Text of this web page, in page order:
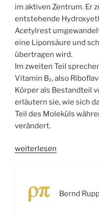
im aktiven Zentrum. Er
entstehende
Acetylrest
eine Liponsäure und
übertragen wird.
Im zweiten Teil
Vitamin B₂, also
Körper als Bestandteil
erläutern sie, wie sich
Teil des Moleküls
verändert.
„WSR090
Vitamine,
weiterlesen
Bernd